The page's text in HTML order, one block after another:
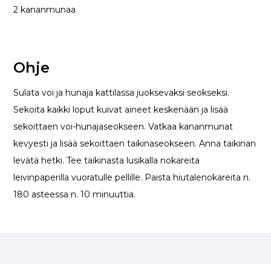
2 kananmunaa
Ohje
Sulata voi ja hunaja kattilassa juoksevaksi seokseksi.
Sekoita kaikki loput kuivat aineet keskenään ja lisää
sekoittaen voi-hunajaseokseen. Vatkaa kananmunat
kevyesti ja lisää sekoittaen taikinaseokseen. Anna taikinan
levätä hetki. Tee taikinasta lusikalla nokareita
leivinpaperilla vuoratulle pellille. Paista hiutalenokareita n.
180 asteessa n. 10 minuuttia.